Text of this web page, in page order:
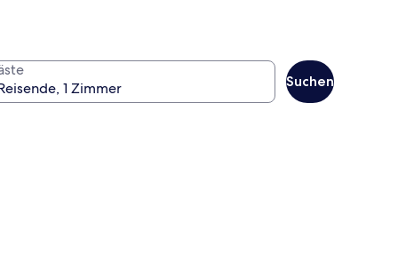
Suchen